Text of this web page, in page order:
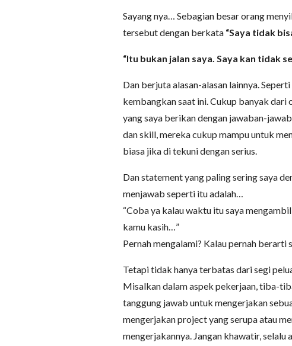
Sayang nya… Sebagian besar orang
tersebut dengan berkata “Saya tidak
“Itu bukan jalan saya. Saya kan tidak
Dan berjuta alasan-alasan lainnya.
kembangkan saat ini. Cukup banyak dari
yang saya berikan dengan jawaban-
dan skill, mereka cukup mampu untuk
biasa jika di tekuni dengan serius.
Dan statement yang paling sering saya
menjawab seperti itu adalah…
“Coba ya kalau waktu itu saya
kamu kasih…”
Pernah mengalami? Kalau pernah berarti
Tetapi tidak hanya terbatas dari segi
Misalkan dalam aspek pekerjaan, tiba-
tanggung jawab untuk mengerjakan
mengerjakan project yang serupa atau
mengerjakannya. Jangan khawatir, selalu